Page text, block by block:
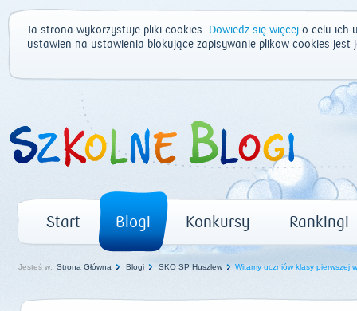
Ta strona wykorzystuje pliki cookies. Dowiedz się więcej o celu ich
ustawień na ustawienia blokujące zapisywanie plików cookies
Start Blogi Konkursy Rankingi
Jesteś w: Strona Główna Blogi SKO SP Huszlew Witamy uczniów klasy pierwszej